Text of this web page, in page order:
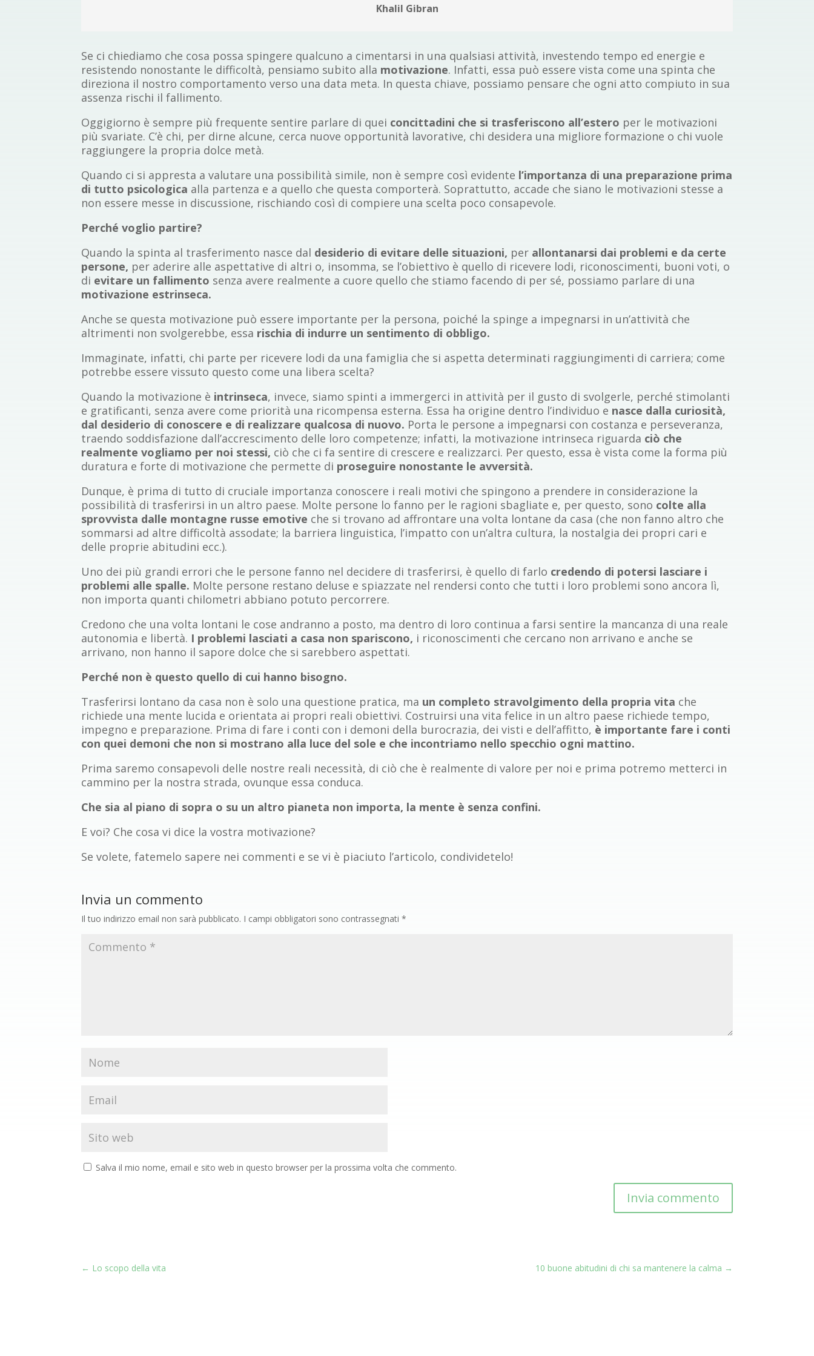
Khalil Gibran
Se ci chiediamo che cosa possa spingere qualcuno a cimentarsi in una qualsiasi attività, investendo tempo ed energie e
resistendo nonostante le difficoltà, pensiamo subito alla motivazione. Infatti, essa può essere vista come una spinta che
direziona il nostro comportamento verso una data meta. In questa chiave, possiamo pensare che ogni atto compiuto in sua
assenza rischi il fallimento.
Oggigiorno è sempre più frequente sentire parlare di quei concittadini che si trasferiscono all’estero per le motivazioni
più svariate. C’è chi, per dirne alcune, cerca nuove opportunità lavorative, chi desidera una migliore formazione o chi vuole
raggiungere la propria dolce metà.
Quando ci si appresta a valutare una possibilità simile, non è sempre così evidente l’importanza di una preparazione prima
di tutto psicologica alla partenza e a quello che questa comporterà. Soprattutto, accade che siano le motivazioni stesse a
non essere messe in discussione, rischiando così di compiere una scelta poco consapevole.
Perché voglio partire?
Quando la spinta al trasferimento nasce dal desiderio di evitare delle situazioni, per allontanarsi dai problemi e da certe
persone, per aderire alle aspettative di altri o, insomma, se l’obiettivo è quello di ricevere lodi, riconoscimenti, buoni voti, o
di evitare un fallimento senza avere realmente a cuore quello che stiamo facendo di per sé, possiamo parlare di una
motivazione estrinseca.
Anche se questa motivazione può essere importante per la persona, poiché la spinge a impegnarsi in un’attività che
altrimenti non svolgerebbe, essa rischia di indurre un sentimento di obbligo.
Immaginate, infatti, chi parte per ricevere lodi da una famiglia che si aspetta determinati raggiungimenti di carriera; come
potrebbe essere vissuto questo come una libera scelta?
Quando la motivazione è intrinseca, invece, siamo spinti a immergerci in attività per il gusto di svolgerle, perché stimolanti
e gratificanti, senza avere come priorità una ricompensa esterna. Essa ha origine dentro l’individuo e nasce dalla curiosità,
dal desiderio di conoscere e di realizzare qualcosa di nuovo. Porta le persone a impegnarsi con costanza e perseveranza,
traendo soddisfazione dall’accrescimento delle loro competenze; infatti, la motivazione intrinseca riguarda ciò che
realmente vogliamo per noi stessi, ciò che ci fa sentire di crescere e realizzarci. Per questo, essa è vista come la forma più
duratura e forte di motivazione che permette di proseguire nonostante le avversità.
Dunque, è prima di tutto di cruciale importanza conoscere i reali motivi che spingono a prendere in considerazione la
possibilità di trasferirsi in un altro paese. Molte persone lo fanno per le ragioni sbagliate e, per questo, sono colte alla
sprovvista dalle montagne russe emotive che si trovano ad affrontare una volta lontane da casa (che non fanno altro che
sommarsi ad altre difficoltà assodate; la barriera linguistica, l’impatto con un’altra cultura, la nostalgia dei propri cari e
delle proprie abitudini ecc.).
Uno dei più grandi errori che le persone fanno nel decidere di trasferirsi, è quello di farlo credendo di potersi lasciare i
problemi alle spalle. Molte persone restano deluse e spiazzate nel rendersi conto che tutti i loro problemi sono ancora lì,
non importa quanti chilometri abbiano potuto percorrere.
Credono che una volta lontani le cose andranno a posto, ma dentro di loro continua a farsi sentire la mancanza di una reale
autonomia e libertà. I problemi lasciati a casa non spariscono, i riconoscimenti che cercano non arrivano e anche se
arrivano, non hanno il sapore dolce che si sarebbero aspettati.
Perché non è questo quello di cui hanno bisogno.
Trasferirsi lontano da casa non è solo una questione pratica, ma un completo stravolgimento della propria vita che
richiede una mente lucida e orientata ai propri reali obiettivi. Costruirsi una vita felice in un altro paese richiede tempo,
impegno e preparazione. Prima di fare i conti con i demoni della burocrazia, dei visti e dell’affitto, è importante fare i conti
con quei demoni che non si mostrano alla luce del sole e che incontriamo nello specchio ogni mattino.
Prima saremo consapevoli delle nostre reali necessità, di ciò che è realmente di valore per noi e prima potremo metterci in
cammino per la nostra strada, ovunque essa conduca.
Che sia al piano di sopra o su un altro pianeta non importa, la mente è senza confini.
E voi? Che cosa vi dice la vostra motivazione?
Se volete, fatemelo sapere nei commenti e se vi è piaciuto l’articolo, condividetelo!
Invia un commento
Il tuo indirizzo email non sarà pubblicato. I campi obbligatori sono contrassegnati*
Salva il mio nome, email e sito web in questo browser per la prossima volta che commento.
Invia commento
← Lo scopo della vita 10 buone abitudini di chi sa mantenere la calma →